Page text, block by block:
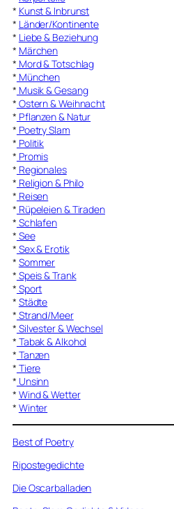
* Kunst & Inbrunst
* Länder/Kontinente
* Liebe & Beziehung
* Märchen
* Mord & Totschlag
* München
* Musik & Gesang
* Ostern & Weihnacht
* Pflanzen & Natur
* Poetry Slam
* Politik
* Promis
* Regionales
* Religion & Philo
* Reisen
* Rüpeleien & Tiraden
* Schlafen
* See
* Sex & Erotik
* Sommer
* Speis & Trank
* Sport
* Städte
* Strand/Meer
* Silvester & Wechsel
* Tabak & Alkohol
* Tanzen
* Tiere
* Unsinn
* Wind & Wetter
* Winter
Best of Poetry
Ripostegedichte
Die Oscarballaden